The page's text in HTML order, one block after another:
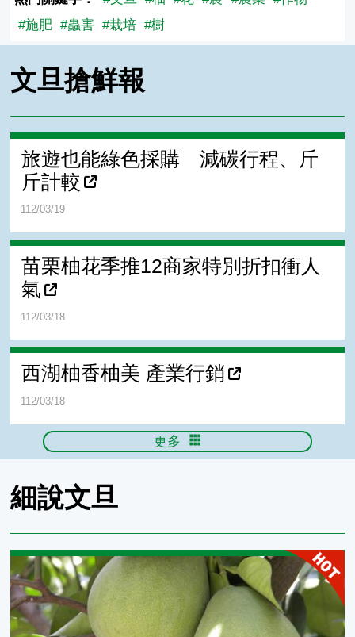
#施肥 #蟲害 #栽培 #樹
文旦搶鮮報
旅遊也能綠色採購 減碳行程、斤
斤計較
112/03/19
苗栗柚花季推12商家特別折扣衝人
氣
112/03/18
西湖柚香柚美 產業行銷
112/03/18
更多
細說文旦
文旦是什麼？為什麼是文旦？